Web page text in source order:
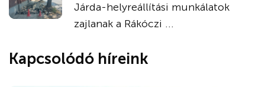
Járda-helyreállítási munkálatok
zajlanak a Rákóczi ...
Kapcsolódó híreink